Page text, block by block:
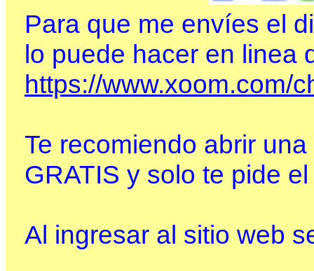
Para que me envíes el
lo puede hacer en linea
https://www.xoom.com/
Te recomiendo abrir
GRATIS y solo te pide
Al ingresar al sitio web